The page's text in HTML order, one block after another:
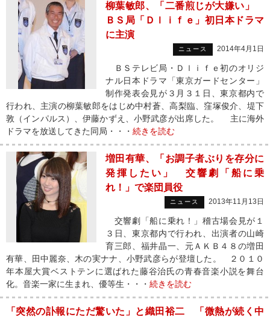
柳葉敏郎、「二番煎じが大嫌い」
ＢＳ局「Ｄｌｉｆｅ」初日本ドラマ
に主演
ニュース 2014年4月1日
ＢＳテレビ局・Ｄｌｉｆｅ初のオリジ
ナル日本ドラマ「東京ガードセンター」
制作発表会見が３月３１日、東京都内で
行われ、主演の柳葉敏郎をはじめ中村蒼、高梨臨、窪塚俊介、堤下
敦（インパルス）、伊藤かずえ、小野武彦が出席した。 主に海外
ドラマを放送してきた同局・・・ 続きを読む
増田有華、「お調子者ぶりを存分に
発揮したい」 交響劇「船に乗
れ！」で楽団員役
ニュース 2013年11月13日
交響劇「船に乗れ！」稽古場会見が１
３日、東京都内で行われ、出演者の山崎
育三郎、福井晶一、元ＡＫＢ４８の増田
有華、田中麗奈、木の実ナナ、小野武彦らが登壇した。 ２０１０
年本屋大賞ベストテンに選ばれた藤谷治氏の青春音楽小説を舞台
化。音楽一家に生まれ、優等生・・・ 続きを読む
「突然の訃報にただ驚いた」と織田裕二 「微熱が続く中